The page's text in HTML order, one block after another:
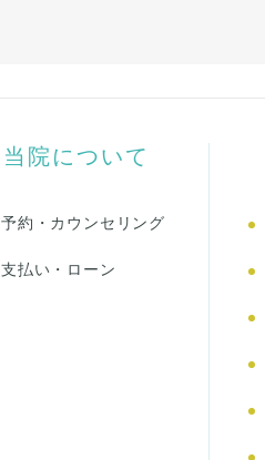
当院について
予約・カウンセリング
支払い・ローン